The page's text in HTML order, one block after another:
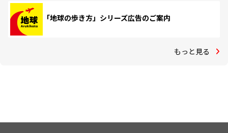
「地球の歩き方」シリーズ広告のご案内
もっと見る